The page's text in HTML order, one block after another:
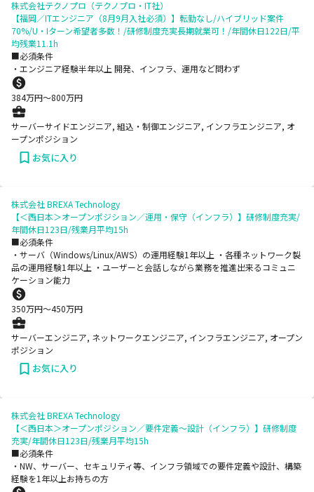
株式会社テクノプロ（テクノプロ・IT社）
【福岡／ITエンジニア（8月9月入社必須）】転勤なし/ハイブリッド案件
70%/U・Iターン希望者多数！/研修制度充実長期就業可！/年間休日122日/平
均残業11.1h
■必須条件
・エンジニア経験半年以上 開発、インフラ、運用など問わず
384万円〜800万円
サーバーサイドエンジニア, 組込・制御エンジニア, インフラエンジニア, オ
ープンポジション
お気に入り
株式会社 BREXA Technology
【＜西日本＞オープンポジション／運用・保守（インフラ）】研修制度充実/
年間休日123日/残業月平均15h
■必須条件
・サーバ（Windows/Linux/AWS）の運用経験1年以上 ・各種ネットワーク製
品の運用経験1年以上 ・ユーザーと会話しながら業務を推進出来るコミュニ
ケーション能力
350万円〜450万円
サーバーエンジニア, ネットワークエンジニア, インフラエンジニア, オープン
ポジション
お気に入り
株式会社 BREXA Technology
【＜西日本＞オープンポジション／要件定義～設計（インフラ）】研修制度
充実/年間休日123日/残業月平均15h
■必須条件
・NW、サーバー、セキュリティ等、インフラ領域での要件定義や設計、構築
経験を1年以上お持ちの方